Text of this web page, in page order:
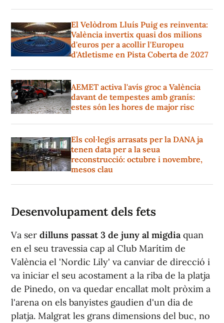
El Velòdrom Lluís Puig es reinventa:
València invertix quasi dos milions
d'euros per a acollir l'Europeu
d'Atletisme en Pista Coberta de 2027
AEMET activa l'avís groc a València
davant de tempestes amb granís:
estes són les hores de major risc
Els col·legis arrasats per la DANA ja
tenen data per a la seua
reconstrucció: octubre i novembre,
mesos clau
Desenvolupament dels fets
Va ser dilluns passat 3 de juny al migdia quan
en el seu travessia cap al Club Marítim de
València el 'Nordic Lily' va canviar de direcció i
va iniciar el seu acostament a la riba de la platja
de Pinedo, on va quedar encallat molt pròxim a
l'arena on els banyistes gaudien d'un dia de
platja. Malgrat les grans dimensions del buc, no